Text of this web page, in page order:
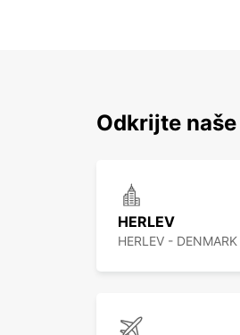
Odkrijte
HERLEV
HERLEV - DENMARK